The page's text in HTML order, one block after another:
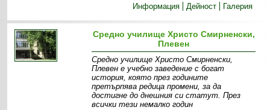
Информация
Дейност Галерия
Средно училище Христо Смирненски,
Плевен
Средно училище Христо Смирненски,
Плевен е учебно заведение с богат
история, която през годините
претърпява редица промени, за да
достигне до днешния си статут. През
всички тези немалко годин